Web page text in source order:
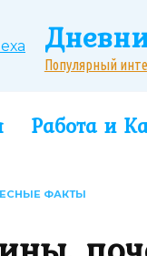
Популярный
Работа и
ФАКТЫ